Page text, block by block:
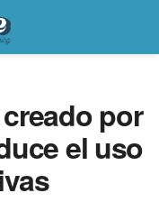
por
el uso